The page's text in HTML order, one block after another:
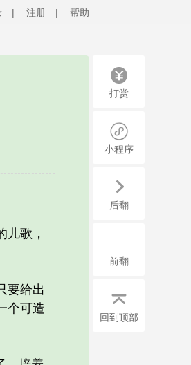
| 注册 | 帮助
歌，
要给出
个可造
打赏
小程序
后翻
前翻
回到顶部